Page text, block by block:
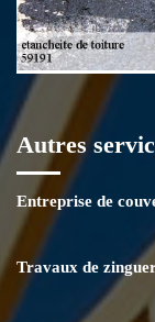
Autres
Entreprise de
Travaux de